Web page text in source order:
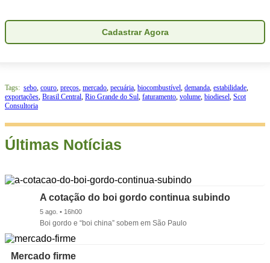
Cadastrar Agora
Tags: sebo, couro, preços, mercado, pecuária, biocombustível, demanda, estabilidade,
exportações, Brasil Central, Rio Grande do Sul, faturamento, volume, biodiesel, Scot
Consultoria
Últimas Notícias
A cotação do boi gordo continua subindo
5 ago. • 16h00
Boi gordo e “boi china” sobem em São Paulo
Mercado firme